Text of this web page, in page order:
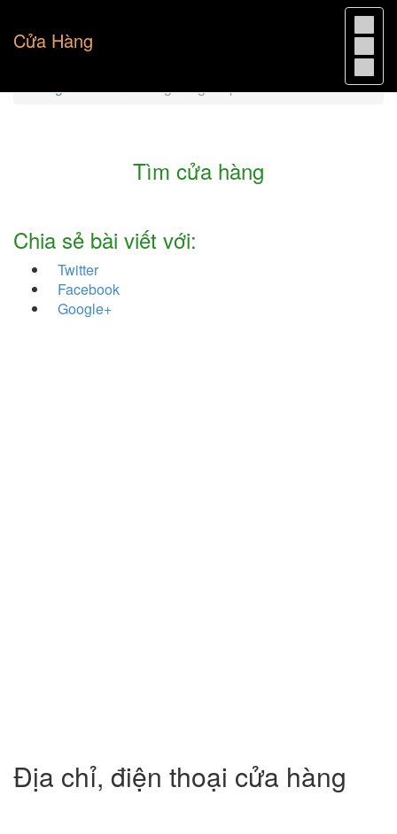
Cửa Hàng
Trang chủ Cửa hàng tóc giả TpHCM
Tìm cửa hàng
Chia sẻ bài viết với:
Twitter
Facebook
Google+
Địa chỉ, điện thoại cửa hàng